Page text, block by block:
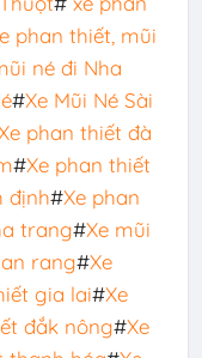
phan thiết, mũi
né đi Nha
#Xe Mũi Né Sài
phan thiết đà
#Xe phan thiết
định#Xe phan
trang#Xe mũi
rang#Xe
gia lai#Xe
đắk nông#Xe